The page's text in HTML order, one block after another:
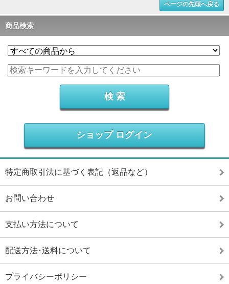
ページの先頭へ戻る
商品検索
ショップ ログイン
特定商取引法に基づく表記（返品など）
お問い合わせ
支払い方法について
配送方法･送料について
プライバシーポリシー